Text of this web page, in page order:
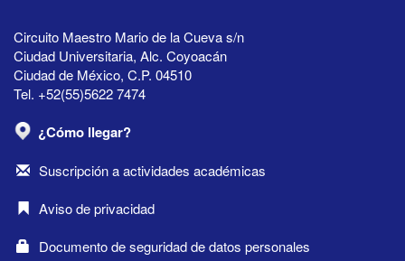
Circuito Maestro Mario de la Cueva s/n
Ciudad Universitaria, Alc. Coyoacán
Ciudad de México, C.P. 04510
Tel. +52(55)5622 7474
¿Cómo llegar?
Suscripción a actividades académicas
Aviso de privacidad
Documento de seguridad de datos personales